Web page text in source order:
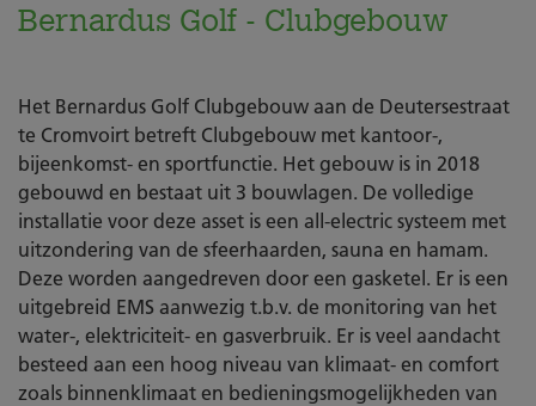
Bernardus Golf - Clubgebouw
Het Bernardus Golf Clubgebouw aan de Deutersestraat
te Cromvoirt betreft Clubgebouw met kantoor-,
bijeenkomst- en sportfunctie. Het gebouw is in 2018
gebouwd en bestaat uit 3 bouwlagen. De volledige
installatie voor deze asset is een all-electric systeem met
uitzondering van de sfeerhaarden, sauna en hamam.
Deze worden aangedreven door een gasketel. Er is een
uitgebreid EMS aanwezig t.b.v. de monitoring van het
water-, elektriciteit- en gasverbruik. Er is veel aandacht
besteed aan een hoog niveau van klimaat- en comfort
zoals binnenklimaat en bedieningsmogelijkheden van